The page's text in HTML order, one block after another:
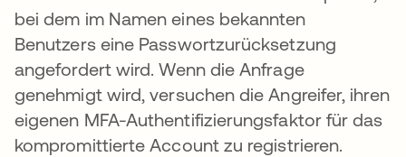
bei dem im Namen eines bekannten
Benutzers eine Passwortzurücksetzung
angefordert wird. Wenn die Anfrage
genehmigt wird, versuchen die Angreifer, ihren
eigenen MFA-Authentifizierungsfaktor für das
kompromittierte Account zu registrieren.